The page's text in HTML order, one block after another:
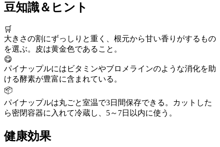
豆知識＆ヒント
🛒
大きさの割にずっしりと重く、根元から甘い香りがするもの
を選ぶ。皮は黄金色であること。
😋
パイナップルにはビタミンやブロメラインのような消化を助
ける酵素が豊富に含まれている。
📦
パイナップルは丸ごと室温で3日間保存できる。カットした
ら密閉容器に入れて冷蔵し、5～7日以内に使う。
健康効果